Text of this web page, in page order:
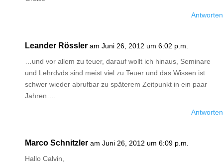
Antworten
Leander Rössler am Juni 26, 2012 um 6:02 p.m.
…und vor allem zu teuer, darauf wollt ich hinaus, Seminare
und Lehrdvds sind meist viel zu Teuer und das Wissen ist
schwer wieder abrufbar zu späterem Zeitpunkt in ein paar
Jahren….
Antworten
Marco Schnitzler am Juni 26, 2012 um 6:09 p.m.
Hallo Calvin,